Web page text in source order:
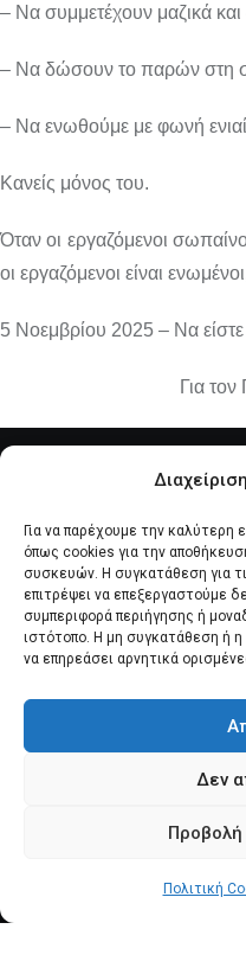
Για να παρέχουμε την καλύτερη
όπως cookies για την
συσκευών. Η συγκατάθεση για
επιτρέψει να επεξεργαστούμε
συμπεριφορά περιήγησης ή
ιστότοπο. Η μη συγκατάθεση ή
να επηρεάσει αρνητικά
Δεν
Πολιτική
– Να συμμετέχουν μαζικά και
– Να δώσουν το παρών στη
– Να ενωθούμε με φωνή
Κανείς μόνος του.
Όταν οι εργαζόμενοι
οι εργαζόμενοι είναι
5 Νοεμβρίου 2025 – Να είστε
Για
Αρχική Νέα του
©